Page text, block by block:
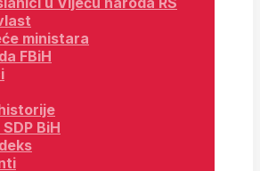
ministara
FBiH
BiH